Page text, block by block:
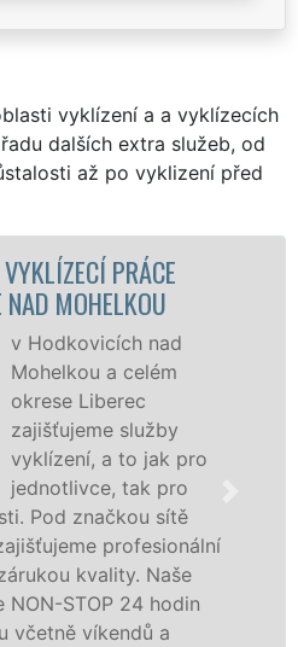
vyklízení a a vyklízecích
dalších extra služeb, od
až po vyklizení před
VYKLÍZECÍ
v Hodkovicích
Poskytujeme
právnickým
odvedené
dalších